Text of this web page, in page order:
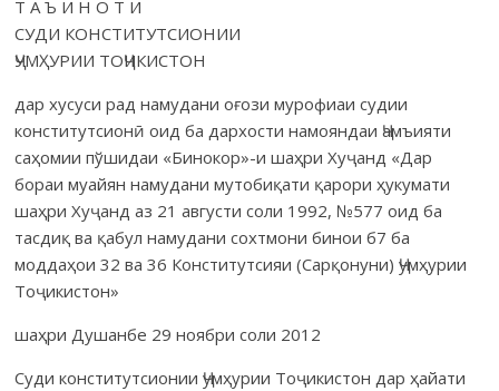
Т А Ъ И Н О Т И
СУДИ КОНСТИТУТСИОНИИ
ҶУМҲУРИИ ТОҶИКИСТОН
дар хусуси рад намудани оғози мурофиаи судии
конститутсионӣ оид ба дархости намояндаи Ҷамъияти
саҳомии пўшидаи «Бинокор»-и шаҳри Хуҷанд «Дар
бораи муайян намудани мутобиқати қарори ҳукумати
шаҳри Хуҷанд аз 21 августи соли 1992, №577 оид ба
тасдиқ ва қабул намудани сохтмони бинои б7 ба
моддаҳои 32 ва 36 Конститутсияи (Сарқонуни) Ҷумҳурии
Тоҷикистон»
шаҳри Душанбе 29 ноябри соли 2012
Суди конститутсионии Ҷумҳурии Тоҷикистон дар ҳайати